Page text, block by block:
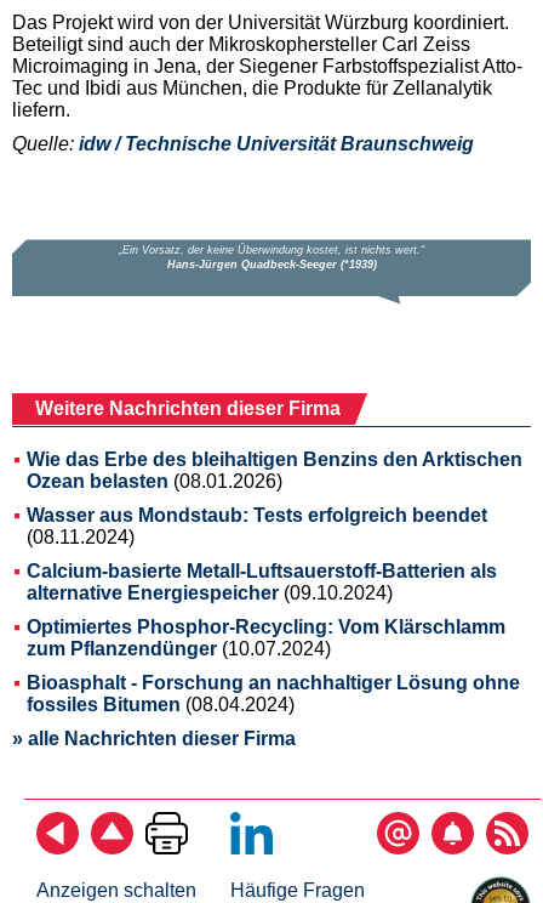
Das Projekt wird von der Universität Würzburg koordiniert.
Beteiligt sind auch der Mikroskophersteller Carl Zeiss
Microimaging in Jena, der Siegener Farbstoffspezialist Atto-
Tec und Ibidi aus München, die Produkte für Zellanalytik
liefern.
Quelle: idw / Technische Universität Braunschweig
Weitere Nachrichten dieser Firma
Wie das Erbe des bleihaltigen Benzins den Arktischen
Ozean belasten (08.01.2026)
Wasser aus Mondstaub: Tests erfolgreich beendet
(08.11.2024)
Calcium-basierte Metall-Luftsauerstoff-Batterien als
alternative Energiespeicher (09.10.2024)
Optimiertes Phosphor-Recycling: Vom Klärschlamm
zum Pflanzendünger (10.07.2024)
Bioasphalt - Forschung an nachhaltiger Lösung ohne
fossiles Bitumen (08.04.2024)
» alle Nachrichten dieser Firma
Anzeigen schalten Häufige Fragen